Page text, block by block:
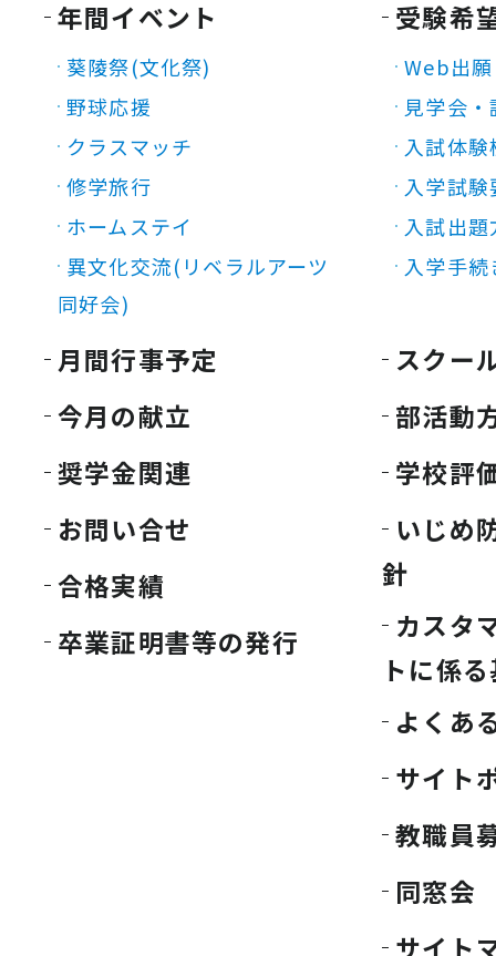
年間イベント
葵陵祭(文化祭)
野球応援
クラスマッチ
修学旅行
ホームステイ
異文化交流(リベラルアーツ
同好会)
受験希
Web出願
見学会
入試体験
入学試験
入試出題
入学手続
月間行事予定
今月の献立
奨学金関連
お問い合せ
合格実績
卒業証明書等の発行
スクー
部活動
学校評
いじめ
針
カスタ
トに係
よくあ
サイト
教職員
同窓会
サイト